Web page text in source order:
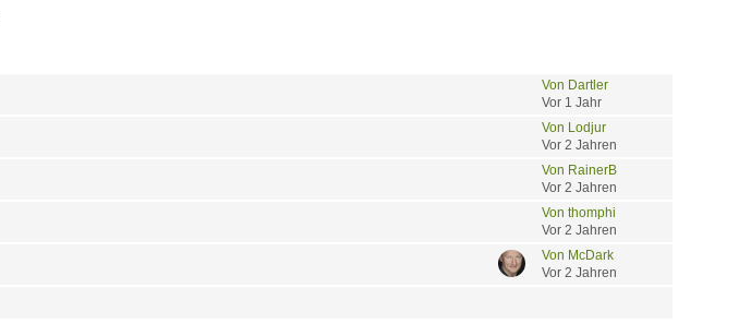
Von Dartler
Vor 1 Jahr
Von Lodjur
Vor 2 Jahren
Von RainerB
Vor 2 Jahren
Von thomphi
Vor 2 Jahren
Von McDark
Vor 2 Jahren